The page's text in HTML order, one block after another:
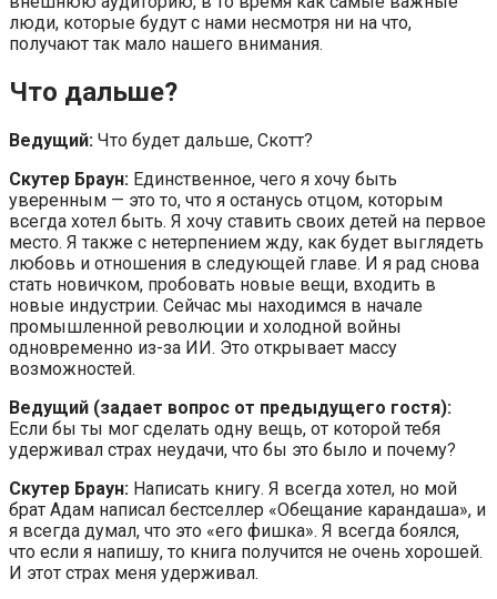
люди, которые будут с нами несмотря ни на что,
получают так мало нашего внимания.
Что дальше?
Ведущий: Что будет дальше, Скотт?
Скутер Браун: Единственное, чего я хочу быть
уверенным — это то, что я останусь отцом, которым
всегда хотел быть. Я хочу ставить своих детей на первое
место. Я также с нетерпением жду, как будет выглядеть
любовь и отношения в следующей главе. И я рад снова
стать новичком, пробовать новые вещи, входить в
новые индустрии. Сейчас мы находимся в начале
промышленной революции и холодной войны
одновременно из-за ИИ. Это открывает массу
возможностей.
Ведущий (задает вопрос от предыдущего гостя):
Если бы ты мог сделать одну вещь, от которой тебя
удерживал страх неудачи, что бы это было и почему?
Скутер Браун: Написать книгу. Я всегда хотел, но мой
брат Адам написал бестселлер «Обещание карандаша», и
я всегда думал, что это «его фишка». Я всегда боялся,
что если я напишу, то книга получится не очень хорошей.
И этот страх меня удерживал.